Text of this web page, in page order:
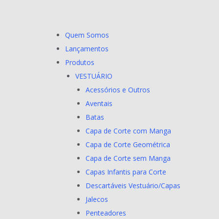
Quem Somos
Lançamentos
Produtos
VESTUÁRIO
Acessórios e Outros
Aventais
Batas
Capa de Corte com Manga
Capa de Corte Geométrica
Capa de Corte sem Manga
Capas Infantis para Corte
Descartáveis Vestuário/Capas
Jalecos
Penteadores